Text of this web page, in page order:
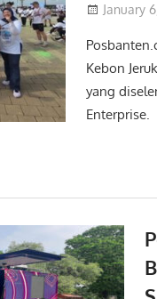
January
Kebon
yang
Enterprise.